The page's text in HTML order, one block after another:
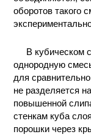
оборотов такого
В кубическом
однородную
для
не разделяется
повышенной
стенкам куба
порошки через